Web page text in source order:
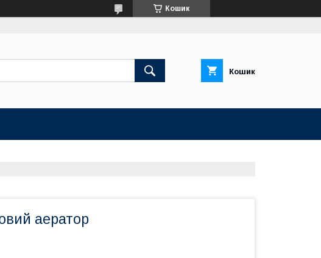
Кошик
Кошик
аератор